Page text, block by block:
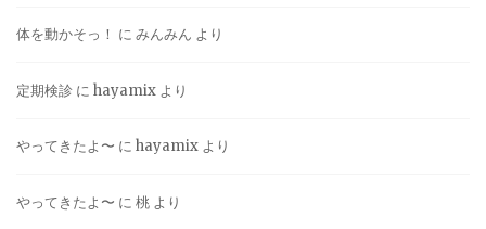
体を動かそっ！ に みんみん より
定期検診 に hayamix より
やってきたよ〜 に hayamix より
やってきたよ〜 に 桃 より